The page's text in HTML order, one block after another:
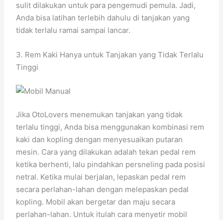
sulit dilakukan untuk para pengemudi pemula. Jadi,
Anda bisa latihan terlebih dahulu di tanjakan yang
tidak terlalu ramai sampai lancar.
3. Rem Kaki Hanya untuk Tanjakan yang Tidak Terlalu
Tinggi
Jika OtoLovers menemukan tanjakan yang tidak
terlalu tinggi, Anda bisa menggunakan kombinasi rem
kaki dan kopling dengan menyesuaikan putaran
mesin. Cara yang dilakukan adalah tekan pedal rem
ketika berhenti, lalu pindahkan persneling pada posisi
netral. Ketika mulai berjalan, lepaskan pedal rem
secara perlahan-lahan dengan melepaskan pedal
kopling. Mobil akan bergetar dan maju secara
perlahan-lahan. Untuk itulah cara menyetir mobil